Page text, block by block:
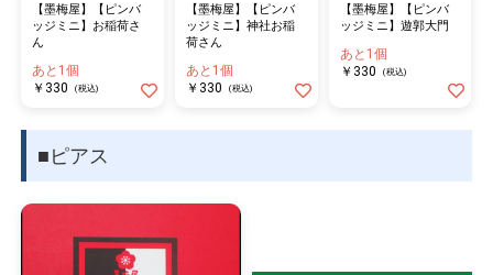
【墨梅屋】【ピンバ
ッジミニ】お稲荷さ
ん
あと1個
￥330
(税込)
【墨梅屋】【ピンバ
ッジミニ】神社お稲
荷さん
あと1個
￥330
(税込)
【墨梅屋】【ピンバ
ッジミニ】遊郭大門
あと1個
￥330
(税込)
■ピアス